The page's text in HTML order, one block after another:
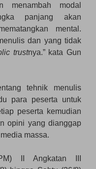
menambah modal
panjang akan
mental.
dan yang tidak
trustnya.” kata Gun
tehnik menulis
para peserta untuk
peserta kemudian
opini yang dianggap
massa.
II Angkatan III